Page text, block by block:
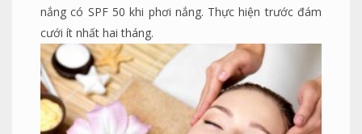
nắng có SPF 50 khi phơi nắng. Thực hiện trước đám
cưới ít nhất hai tháng.